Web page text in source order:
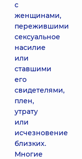
с
женщинами,
пережившими
сексуальное
насилие
или
ставшими
его
свидетелями,
плен,
утрату
или
исчезновение
близких.
Многие